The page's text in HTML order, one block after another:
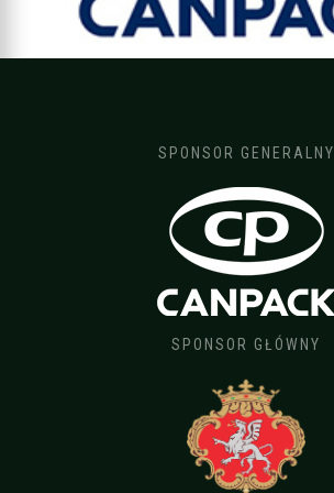
SPONSOR GENERALNY
SPONSOR GŁÓWNY